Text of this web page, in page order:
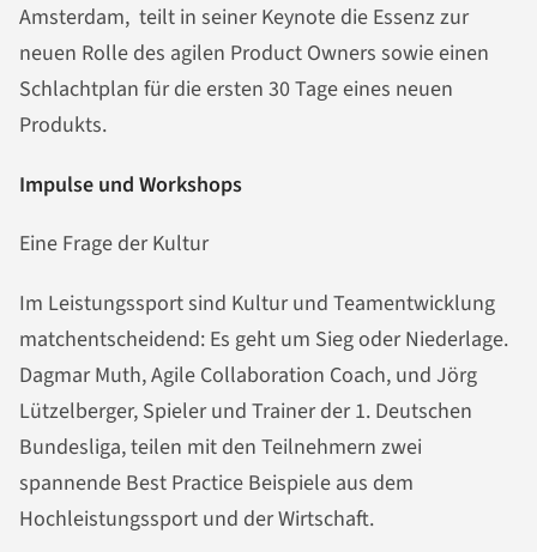
Amsterdam, teilt in seiner Keynote die Essenz zur
neuen Rolle des agilen Product Owners sowie einen
Schlachtplan für die ersten 30 Tage eines neuen
Produkts.
Impulse und Workshops
Eine Frage der Kultur
Im Leistungssport sind Kultur und Teamentwicklung
matchentscheidend: Es geht um Sieg oder Niederlage.
Dagmar Muth, Agile Collaboration Coach, und Jörg
Lützelberger, Spieler und Trainer der 1. Deutschen
Bundesliga, teilen mit den Teilnehmern zwei
spannende Best Practice Beispiele aus dem
Hochleistungssport und der Wirtschaft.